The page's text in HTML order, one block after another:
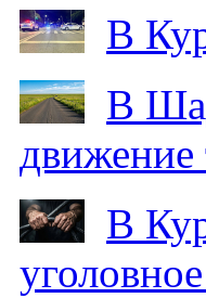
В
В
движение
В